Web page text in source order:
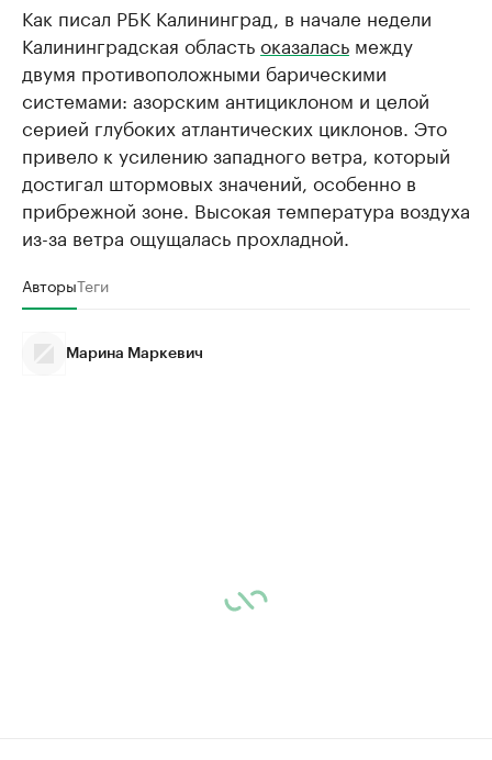
Как писал РБК Калининград, в начале недели
Калининградская областьоказалась между
двумя противоположными барическими
системами: азорским антициклоном и целой
серией глубоких атлантических циклонов. Это
привело к усилению западного ветра, который
достигал штормовых значений, особенно в
прибрежной зоне. Высокая температура воздуха
из-за ветра ощущалась прохладной.
АвторыТеги
Марина Маркевич